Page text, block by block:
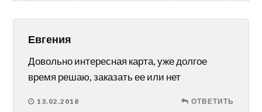
Евгения
Довольно интересная карта, уже долгое
время решаю, заказать ее или нет
13.02.2018 ОТВЕТИТЬ